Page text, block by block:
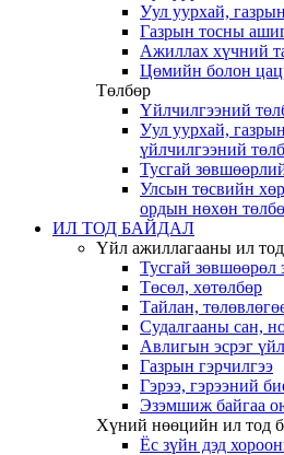
Уул уурхай,
Газрын тосны
Ажиллах хүчний
Цөмийн болон
Төлбөр
Үйлчилгээний
Уул уурхай,
үйлчилгээний
Тусгай
Улсын төсвийн
ордын нөхөн
ИЛ ТОД БАЙДАЛ
Үйл ажиллагааны ил
Тусгай зөвшөөрөл
Төсөл, хөтөлбөр
Тайлан,
Судалгааны сан,
Авлигын эсрэг
Газрын гэрчилгээ
Гэрээ, гэрээний
Эзэмшиж байгаа
Хүний нөөцийн ил тод
Ёс зүйн дэд